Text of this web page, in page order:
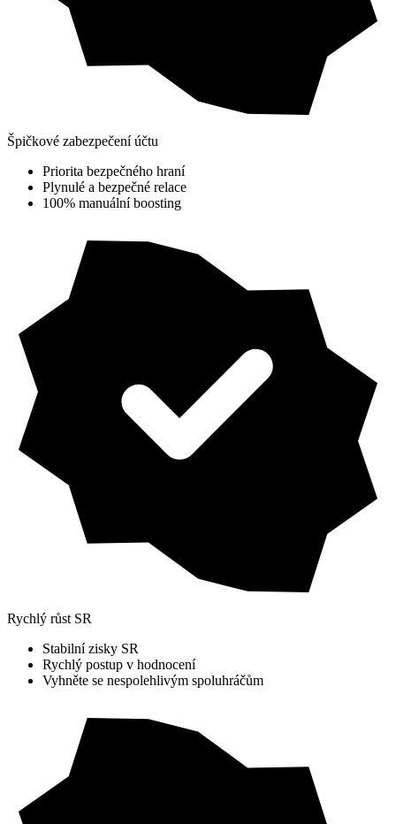
Špičkové zabezpečení účtu
Priorita bezpečného hraní
Plynulé a bezpečné relace
100% manuální boosting
Rychlý růst SR
Stabilní zisky SR
Rychlý postup v hodnocení
Vyhněte se nespolehlivým spoluhráčům